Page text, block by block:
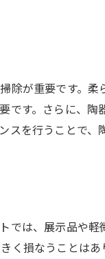
除が重要です。柔
です。さらに、陶
スを行うことで、
では、展示品や軽
く損なうことは